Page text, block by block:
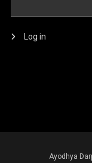
Log in